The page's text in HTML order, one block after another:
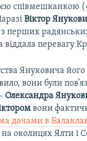
співмешканкою (
Віктор
перших
перевагу
Януковича
вони були
Олександра
вони
дачами в
околицях Ялти і